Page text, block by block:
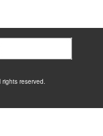
reserved.